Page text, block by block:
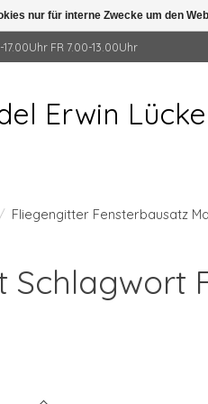
17.00Uhr FR 7.00-13.00Uhr
Erwin
/ Fliegengitter Fensterbausatz
Schlagwort
nur für interne Zwecke um den